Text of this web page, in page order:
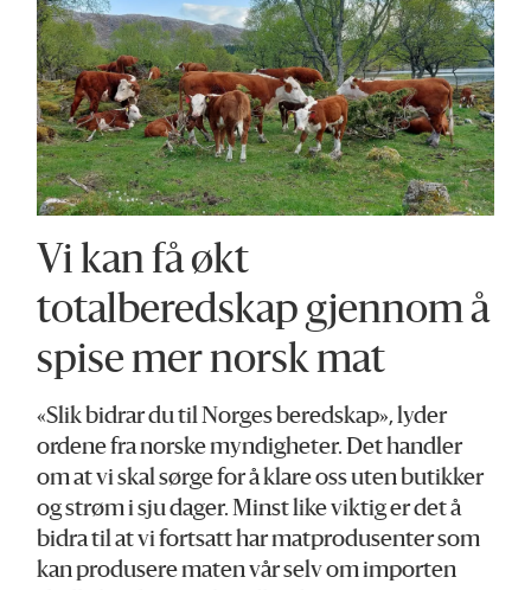
Vi kan få økt
totalberedskap gjennom å
spise mer norsk mat
«Slik bidrar du til Norges beredskap», lyder
ordene fra norske myndigheter. Det handler
om at vi skal sørge for å klare oss uten butikker
og strøm i sju dager. Minst like viktig er det å
bidra til at vi fortsatt har matprodusenter som
kan produsere maten vår selv om importen